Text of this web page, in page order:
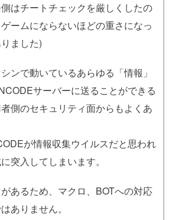
はチートチェックを厳しくしたの
ームにならないほどの重さになっ
ました)
ンで動いているあらゆる「情報」
サーバーに送ることができる
側のセキュリティ面からもよくあ
が情報収集ウイルスだと思われ
突入してしまいます。
あるため、マクロ、BOTへの対応
ありません。